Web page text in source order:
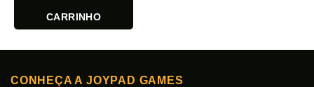
CARRINHO
CONHEÇA A JOYPAD GAMES